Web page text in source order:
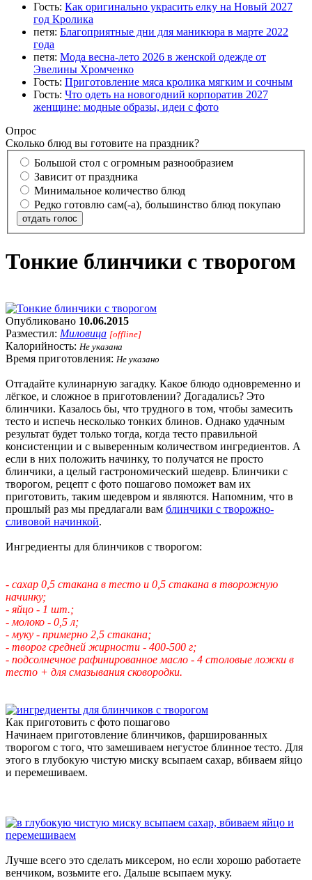
Гость: Как оригинально украсить елку на Новый 2027
год Кролика
петя: Благоприятные дни для маникюра в марте 2022
года
петя: Мода весна-лето 2026 в женской одежде от
Эвелины Хромченко
Гость: Приготовление мяса кролика мягким и сочным
Гость: Что одеть на новогодний корпоратив 2027
женщине: модные образы, идеи с фото
Опрос
Сколько блюд вы готовите на праздник?
Большой стол с огромным разнообразием
Зависит от праздника
Минимальное количество блюд
Редко готовлю сам(-а), большинство блюд покупаю
отдать голос
Тонкие блинчики с творогом
Опубликовано 10.06.2015
Разместил: Миловица [offline]
Калорийность: Не указана
Время приготовления: Не указано
Отгадайте кулинарную загадку. Какое блюдо одновременно и
лёгкое, и сложное в приготовлении? Догадались? Это
блинчики. Казалось бы, что трудного в том, чтобы замесить
тесто и испечь несколько тонких блинов. Однако удачным
результат будет только тогда, когда тесто правильной
консистенции и с выверенным количеством ингредиентов. А
если в них положить начинку, то получатся не просто
блинчики, а целый гастрономический шедевр. Блинчики с
творогом, рецепт с фото пошагово поможет вам их
приготовить, таким шедевром и являются. Напомним, что в
прошлый раз мы предлагали вам блинчики с творожно-
сливовой начинкой.
Ингредиенты для блинчиков с творогом:
- сахар 0,5 стакана в тесто и 0,5 стакана в творожную
начинку;
- яйцо - 1 шт.;
- молоко - 0,5 л;
- муку - примерно 2,5 стакана;
- творог средней жирности - 400-500 г;
- подсолнечное рафинированное масло - 4 столовые ложки в
тесто + для смазывания сковородки.
Как приготовить с фото пошагово
Начинаем приготовление блинчиков, фаршированных
творогом с того, что замешиваем негустое блинное тесто. Для
этого в глубокую чистую миску всыпаем сахар, вбиваем яйцо
и перемешиваем.
Лучше всего это сделать миксером, но если хорошо работаете
венчиком, возьмите его. Дальше всыпаем муку.